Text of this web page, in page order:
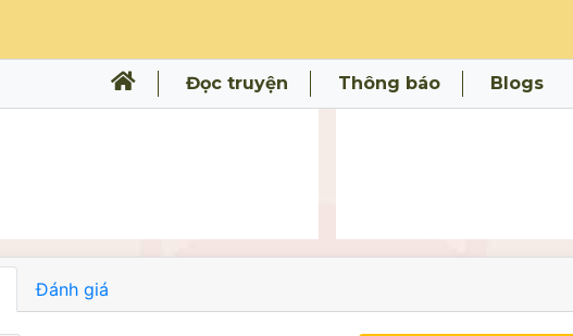
Đọc truyện Thông báo Blogs
Đánh giá